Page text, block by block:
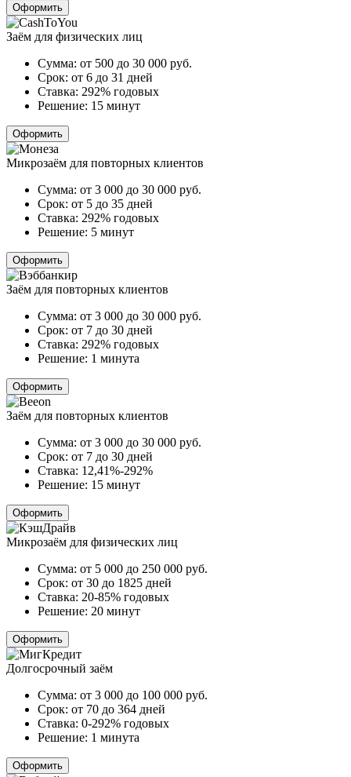
Оформить
Заём для физических лиц
Сумма: от 500 до 30 000 руб.
Срок: от 6 до 31 дней
Ставка: 292% годовых
Решение: 15 минут
Оформить
Микрозаём для повторных клиентов
Сумма: от 3 000 до 30 000 руб.
Срок: от 5 до 35 дней
Ставка: 292% годовых
Решение: 5 минут
Оформить
Заём для повторных клиентов
Сумма: от 3 000 до 30 000 руб.
Срок: от 7 до 30 дней
Ставка: 292% годовых
Решение: 1 минута
Оформить
Заём для повторных клиентов
Сумма: от 3 000 до 30 000 руб.
Срок: от 7 до 30 дней
Ставка: 12,41%-292%
Решение: 15 минут
Оформить
Микрозаём для физических лиц
Сумма: от 5 000 до 250 000 руб.
Срок: от 30 до 1825 дней
Ставка: 20-85% годовых
Решение: 20 минут
Оформить
Долгосрочный заём
Сумма: от 3 000 до 100 000 руб.
Срок: от 70 до 364 дней
Ставка: 0-292% годовых
Решение: 1 минута
Оформить